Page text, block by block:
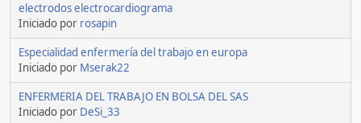
electrodos electrocardiograma
Iniciado por rosapin
Especialidad enfermería del trabajo en europa
Iniciado por Mserak22
ENFERMERIA DEL TRABAJO EN BOLSA DEL SAS
Iniciado por DeSi_33